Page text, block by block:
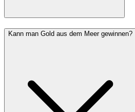
Kann man Gold aus dem Meer gewinnen?